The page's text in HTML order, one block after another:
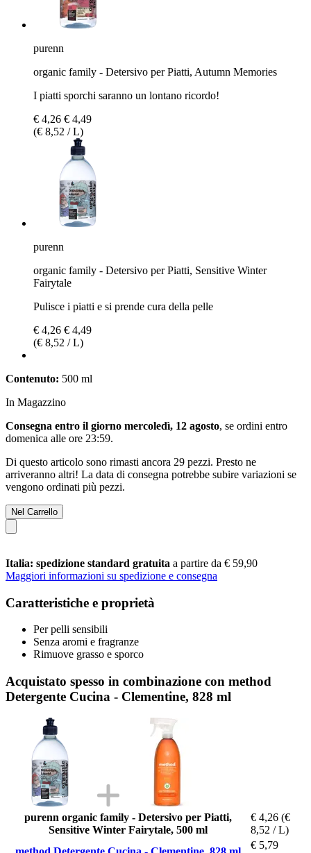
purenn
organic family - Detersivo per Piatti, Autumn Memories
I piatti sporchi saranno un lontano ricordo!
€ 4,26 € 4,49
(€ 8,52 / L)
purenn
organic family - Detersivo per Piatti, Sensitive Winter
Fairytale
Pulisce i piatti e si prende cura della pelle
€ 4,26 € 4,49
(€ 8,52 / L)
Contenuto: 500 ml
In Magazzino
Consegna entro il giorno mercoledì, 12 agosto, se ordini entro
domenica alle ore 23:59.
Di questo articolo sono rimasti ancora 29 pezzi. Presto ne
arriveranno altri! La data di consegna potrebbe subire variazioni se
vengono ordinati più pezzi.
Nel Carrello
Italia: spedizione standard gratuita a partire da € 59,90
Maggiori informazioni su spedizione e consegna
Caratteristiche e proprietà
Per pelli sensibili
Senza aromi e fragranze
Rimuove grasso e sporco
Acquistato spesso in combinazione con method
Detergente Cucina - Clementine, 828 ml
purenn organic family - Detersivo per Piatti,
Sensitive Winter Fairytale, 500 ml
€ 4,26 (€
8,52 / L)
€ 5,79